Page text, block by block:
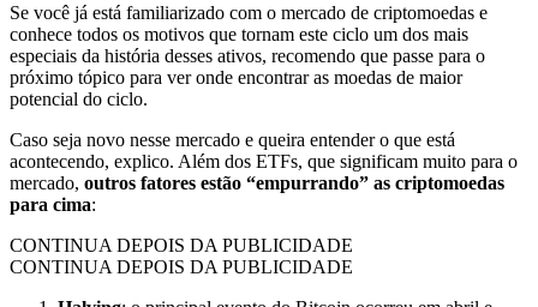
Se você já está familiarizado com o mercado de criptomoedas e
conhece todos os motivos que tornam este ciclo um dos mais
especiais da história desses ativos, recomendo que passe para o
próximo tópico para ver onde encontrar as moedas de maior
potencial do ciclo.
Caso seja novo nesse mercado e queira entender o que está
acontecendo, explico. Além dos ETFs, que significam muito para o
mercado, outros fatores estão “empurrando” as criptomoedas
para cima:
CONTINUA DEPOIS DA PUBLICIDADE
CONTINUA DEPOIS DA PUBLICIDADE